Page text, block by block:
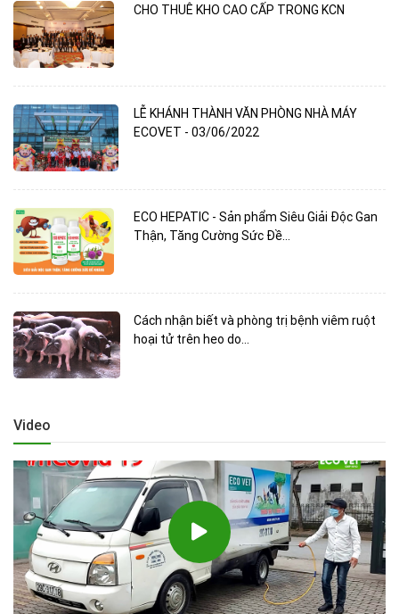
CHO THUÊ KHO CAO CẤP TRONG KCN
LỄ KHÁNH THÀNH VĂN PHÒNG NHÀ MÁY
ECOVET - 03/06/2022
ECO HEPATIC - Sản phẩm Siêu Giải Độc Gan
Thận, Tăng Cường Sức Đề...
Cách nhận biết và phòng trị bệnh viêm ruột
hoại tử trên heo do...
Video